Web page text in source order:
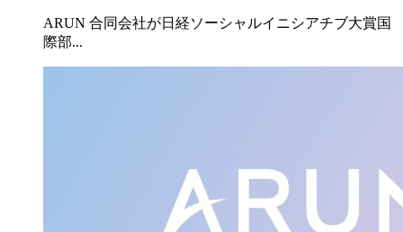
ARUN 合同会社が日経ソーシャルイニシアチブ大賞国
際部...